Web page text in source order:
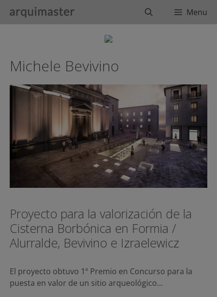
BuscarMenu
Michele Bevivino
Proyecto para la valorización de la
Cisterna Borbónica en Formia /
Alurralde, Bevivino e Izraelewicz
El proyecto obtuvo 1º Premio en Concurso para la
puesta en valor de un sitio arqueológico…